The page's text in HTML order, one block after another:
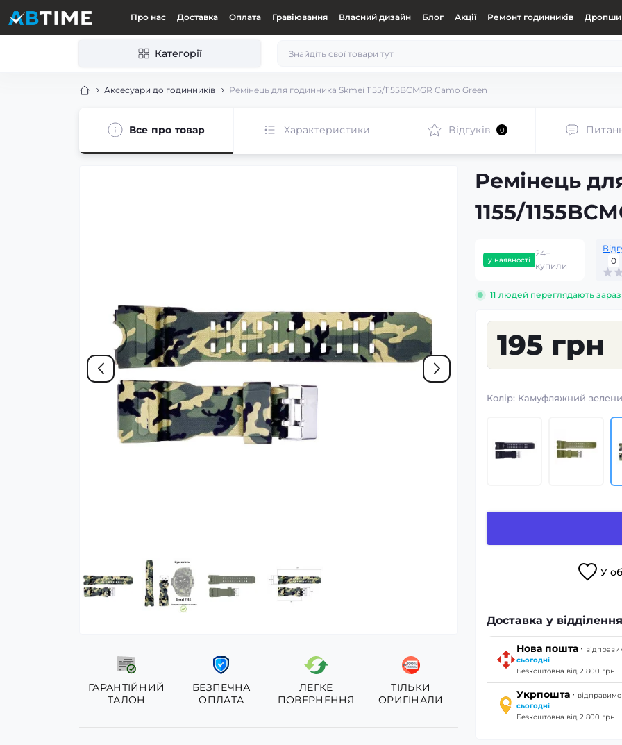
Про нас Доставка Оплата Гравіювання Власний дизайн Блог Акції Ремонт годинників
Категорії
Аксесуари до годинників Ремінець для годинника Skmei 1155/1155BCMGR Camo Green
Все про товар Характеристики Відгуків 0
ГАРАНТІЙНИЙ
ТАЛОН
БЕЗПЕЧНА
ОПЛАТА
ЛЕГКЕ
ПОВЕРНЕННЯ
ТІЛЬКИ
ОРИГІНАЛИ
Ремінець
1155/
у наявності
24+
купили
0
11 людей переглядають зараз
195 грн
Колір: Камуфляжний
У
Доставка у
Нова пошта ·
сьогодні
Безкоштовна від 2 800 грн
Укрпошта · відправимо
сьогодні
Безкоштовна від 2 800 грн